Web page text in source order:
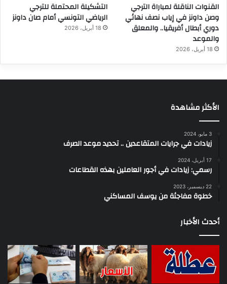
القنوات الناقلة لمباراة الترجي
وصن داونز في إياب نصف نهائي
دوري أبطال أفريقيا.. والمعلق
والموعد
18 أبريل، 2026
التشكيلة المحتملة للترجي
الرياضي التونسي أمام صان داونز
18 أبريل، 2026
الأكثر مشاهدة
3 مايو، 2024
زيادات في جرايات المتقاعدين .. تحديد موعد الصرف
17 أبريل، 2024
رسمي: زيادات في أجور العاملين بهذه القطاعات
22 ديسمبر، 2023
خطوة مفاجئة من يوسف المساكني
أحدث الأخبار